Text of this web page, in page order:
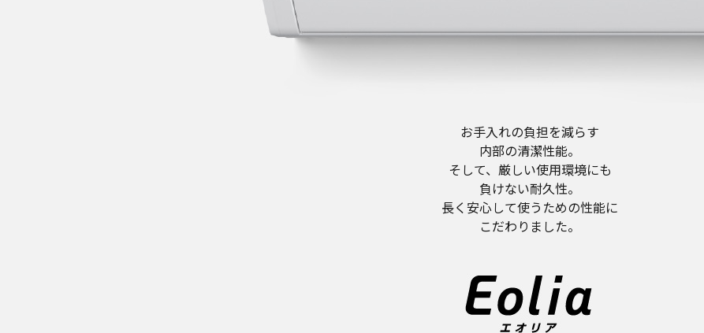
お手入れの負担を減らす
内部の清潔性能。
そして、厳しい使用環境にも
負けない耐久性。
長く安心して使うための性能に
こだわりました。